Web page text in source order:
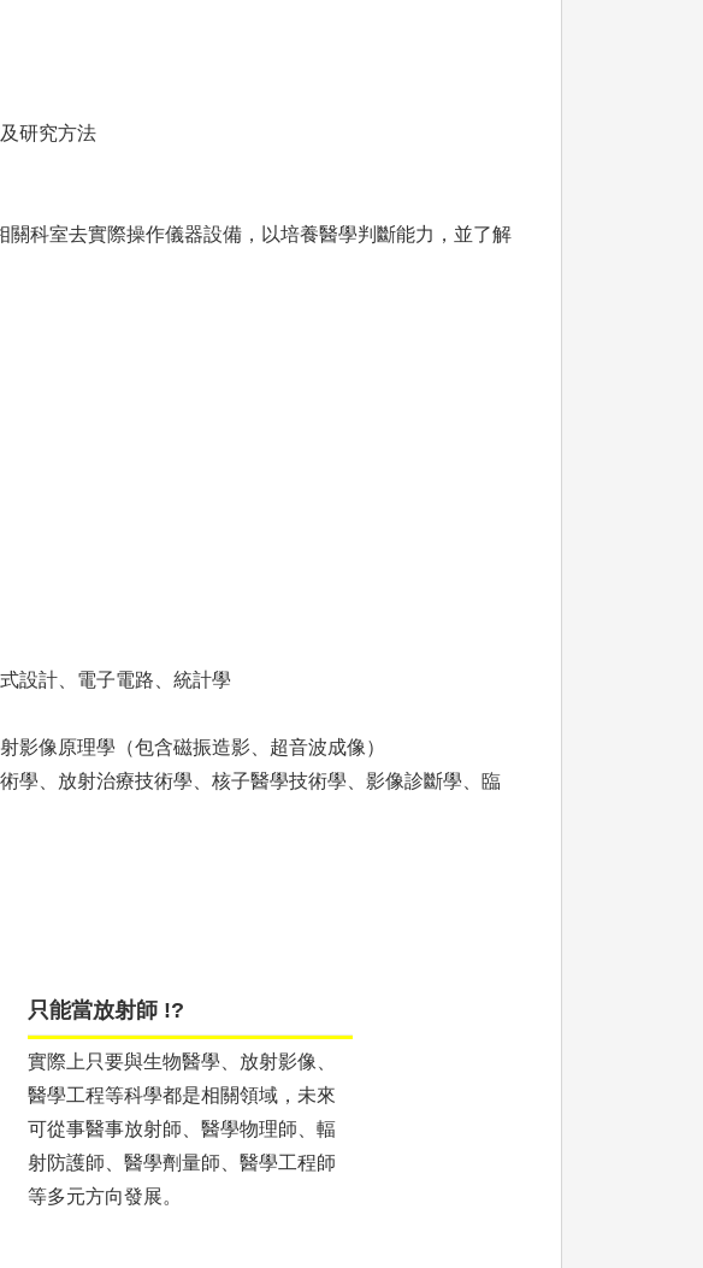
研究方法
科室去實際操作儀器設備，以培養醫學判斷能力，並了解
設計、電子電路、統計學
影像原理學（包含磁振造影、超音波成像）
學、放射治療技術學、核子醫學技術學、影像診斷學、臨
只能當放射師 !?
實際上只要與生物醫學、放射影像、
醫學工程等科學都是相關領域，未來
可從事醫事放射師、醫學物理師、輻
射防護師、醫學劑量師、醫學工程師
等多元方向發展。